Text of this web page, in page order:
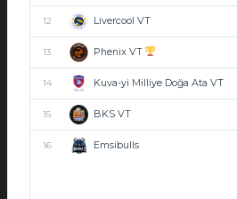
12 Livercool VT
13 Phenix VT
14 Kuva-yi Milliye Doğa Ata VT
15 BKS VT
16 Emsibulls